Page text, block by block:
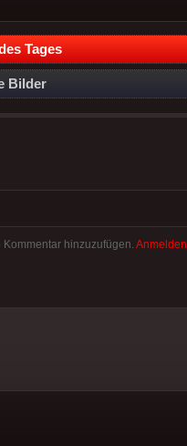
Tages
Bilder
hinzuzufügen. Anmelden